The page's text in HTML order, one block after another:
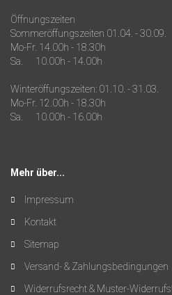
Öffnungszeiten
Sommeröffungszeiten 01.04. - 30.09.
Mo-Fr. 14.00h - 18.30h
Sa. 10.00h - 14.00h
Winteröffungszeiten: 01.10. - 31.03.
Mo-Fr. 12.00h - 18.30h
Sa. 10.00h - 16.00h
Mehr über...
Impressum
Kontakt
Sitemap
Versand- & Zahlungsbedingungen
Widerrufsrecht & Muster-